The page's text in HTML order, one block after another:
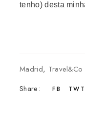
tenho) desta
Madrid, Travel&Co
Share:
FB TWT